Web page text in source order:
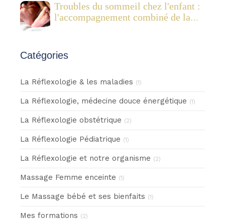
Troubles du sommeil chez l'enfant :
l'accompagnement combiné de la
Catégories
La Réflexologie & les maladies (1)
La Réflexologie, médecine douce énergétique (1)
La Réflexologie obstétrique (2)
La Réflexologie Pédiatrique (1)
La Réflexologie et notre organisme (2)
Massage Femme enceinte (1)
Le Massage bébé et ses bienfaits (1)
Mes formations (2)